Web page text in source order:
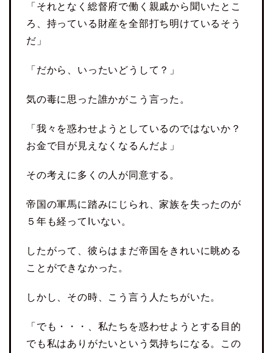
「それとなく総督府で働く親戚から聞いたとこ
ろ、持っている財産を全部打ち明けているそう
だ」
「だから、いったいどうして？」
気の毒に思った誰かがこう言った。
「我々を惑わせようとしているのではないか？
お金で目が見えなくなるんだよ」
その考えに多くの人が同意する。
帝国の軍馬に踏みにじられ、家族を失ったのが
５年も経ってIいない。
したがって、彼らはまだ帝国をきれいに眺める
ことができなかった。
しかし、その時、こう言う人たちがいた。
「でも・・・、私たちを惑わせようとする目的
でも私はありがたいという気持ちになる。この